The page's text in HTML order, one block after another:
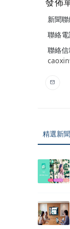
新聞
聯絡
聯絡信
精選新